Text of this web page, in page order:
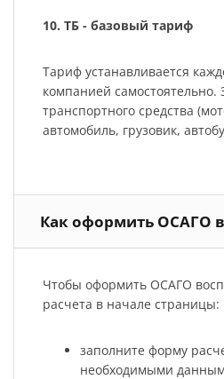
10. ТБ - базовый тариф
Тариф устанавливается
компанией самостоятельно.
транспортного средства
автомобиль, грузовик,
Как оформить ОСАГО
Чтобы оформить ОСАГО
расчета в начале страницы:
заполните форму
необходимыми